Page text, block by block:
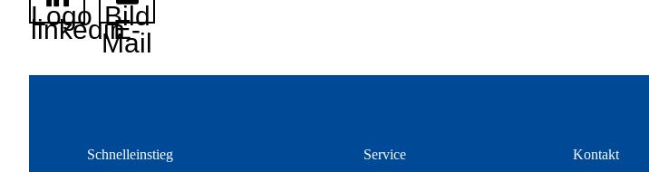
Logo
linkedinBild
E-
Mail
Schnelleinstieg Service Kontakt